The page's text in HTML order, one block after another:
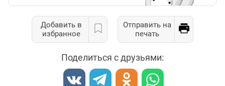
Добавить в
избранное
Отправить на
печать
Поделиться с друзьями: